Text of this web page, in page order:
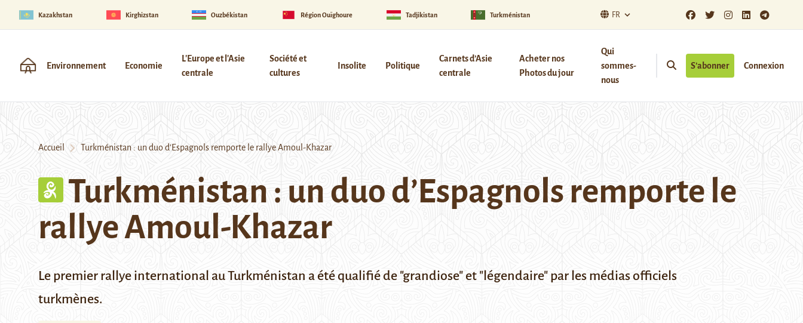
Kazakhstan Kirghizstan Ouzbékistan Région Ouïghoure Tadjikistan Turkménistan FR
Environnement Economie
L'Europe et l'Asie
centrale
Société et
cultures
Insolite Politique
Carnets d’Asie
centrale
Acheter nos
Photos du jour
Qui
sommes-
nous
S’abonner Connexion
Accueil Turkménistan : un duo d’Espagnols remporte le rallye Amoul-Khazar
Turkménistan : un duo d’Espagnols remporte le
rallye Amoul-Khazar
Le premier rallye international au Turkménistan a été qualifié de "grandiose" et "légendaire" par les médias officiels
turkmènes.